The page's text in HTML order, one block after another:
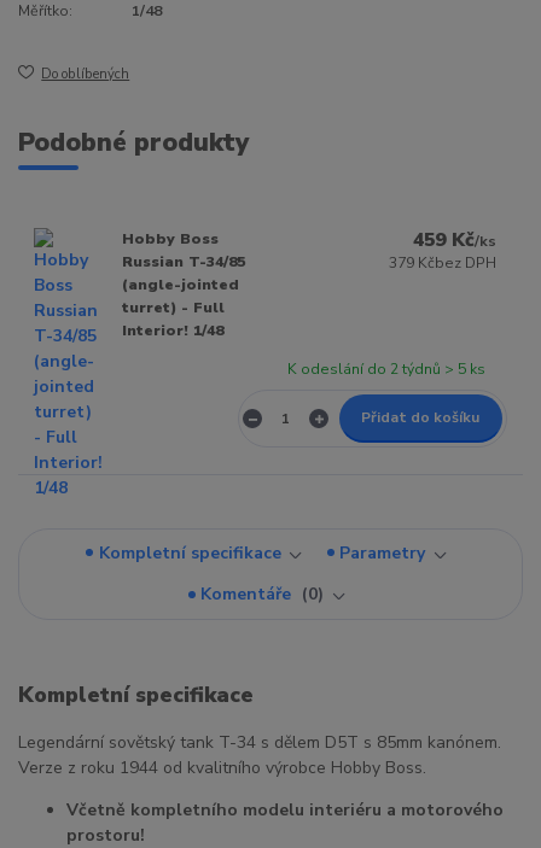
Měřítko:
1/48
Do oblíbených
Podobné produkty
Hobby Boss
Russian T-34/85
(angle-jointed
turret) - Full
Interior! 1/48
459 Kč/ks
379 Kčbez DPH
K odeslání do 2 týdnů > 5 ks
Přidat do košíku
Kompletní specifikace
Parametry
Komentáře
0
Kompletní specifikace
Legendární sovětský tank T-34 s dělem D5T s 85mm kanónem.
Verze z roku 1944 od kvalitního výrobce Hobby Boss.
Včetně kompletního modelu interiéru a motorového
prostoru!